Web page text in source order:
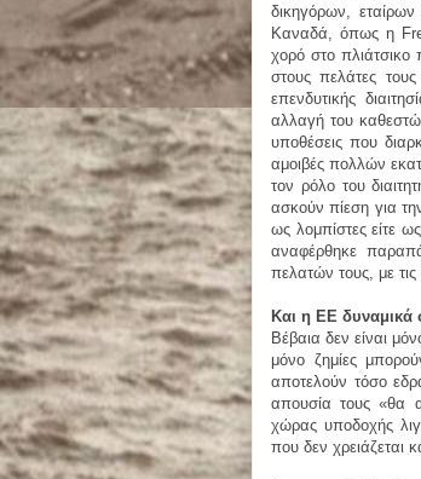
δικηγόρων, εταίρων
Καναδά, όπως η
χορό στο πλιάτσικο
στους πελάτες
επενδυτικής
αλλαγή του
υποθέσεις που
αμοιβές πολλών
τον ρόλο του
ασκούν πίεση για
ως λομπίστες είτε
αναφέρθηκε
πελατών τους, με τις
Και η ΕΕ δυναμικά
Βέβαια δεν είναι
μόνο ζημίες
αποτελούν τόσο
απουσία τους «θα
χώρας υποδοχής
που δεν χρειάζεται